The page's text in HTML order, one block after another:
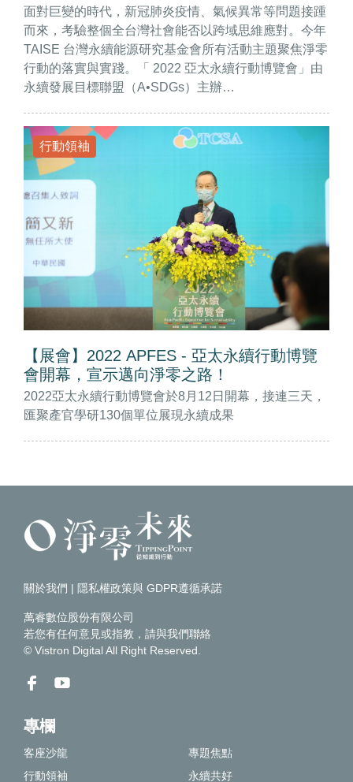
面對巨變的時代，新冠肺炎疫情、氣候異常等問題接踵
而來，考驗整個全台灣社會能否以跨域思維應對。今年
TAISE 台灣永續能源研究基金會所有活動主題聚焦淨零
行動的落實與實踐。「 2022 亞太永續行動博覽會」由
永續發展目標聯盟（A•SDGs）主辦…
行動領袖
【展會】2022 APFES - 亞太永續行動博覽
會開幕，宣示邁向淨零之路！
2022亞太永續行動博覽會於8月12日開幕，接連三天，
匯聚產官學研130個單位展現永續成果
關於我們 | 隱私權政策與 GDPR遵循承諾
萬睿數位股份有限公司
若您有任何意見或指教，請與我們聯絡
© Vistron Digital All Right Reserved.
專欄
客座沙龍
專題焦點
行動領袖
永續共好